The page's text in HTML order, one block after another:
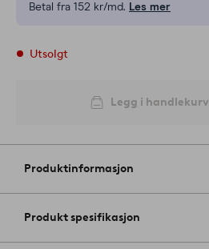
Betal fra 152 kr/md. Les mer
Utsolgt
Legg i handlekurv
Produktinformasjon
Produkt spesifikasjon